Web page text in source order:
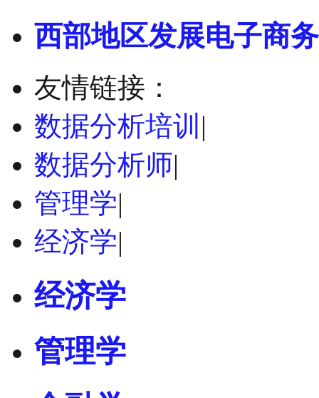
西部地区发展电子商
友情链接：
数据分析培训 |
数据分析师|
管理学|
经济学|
经济学
管理学